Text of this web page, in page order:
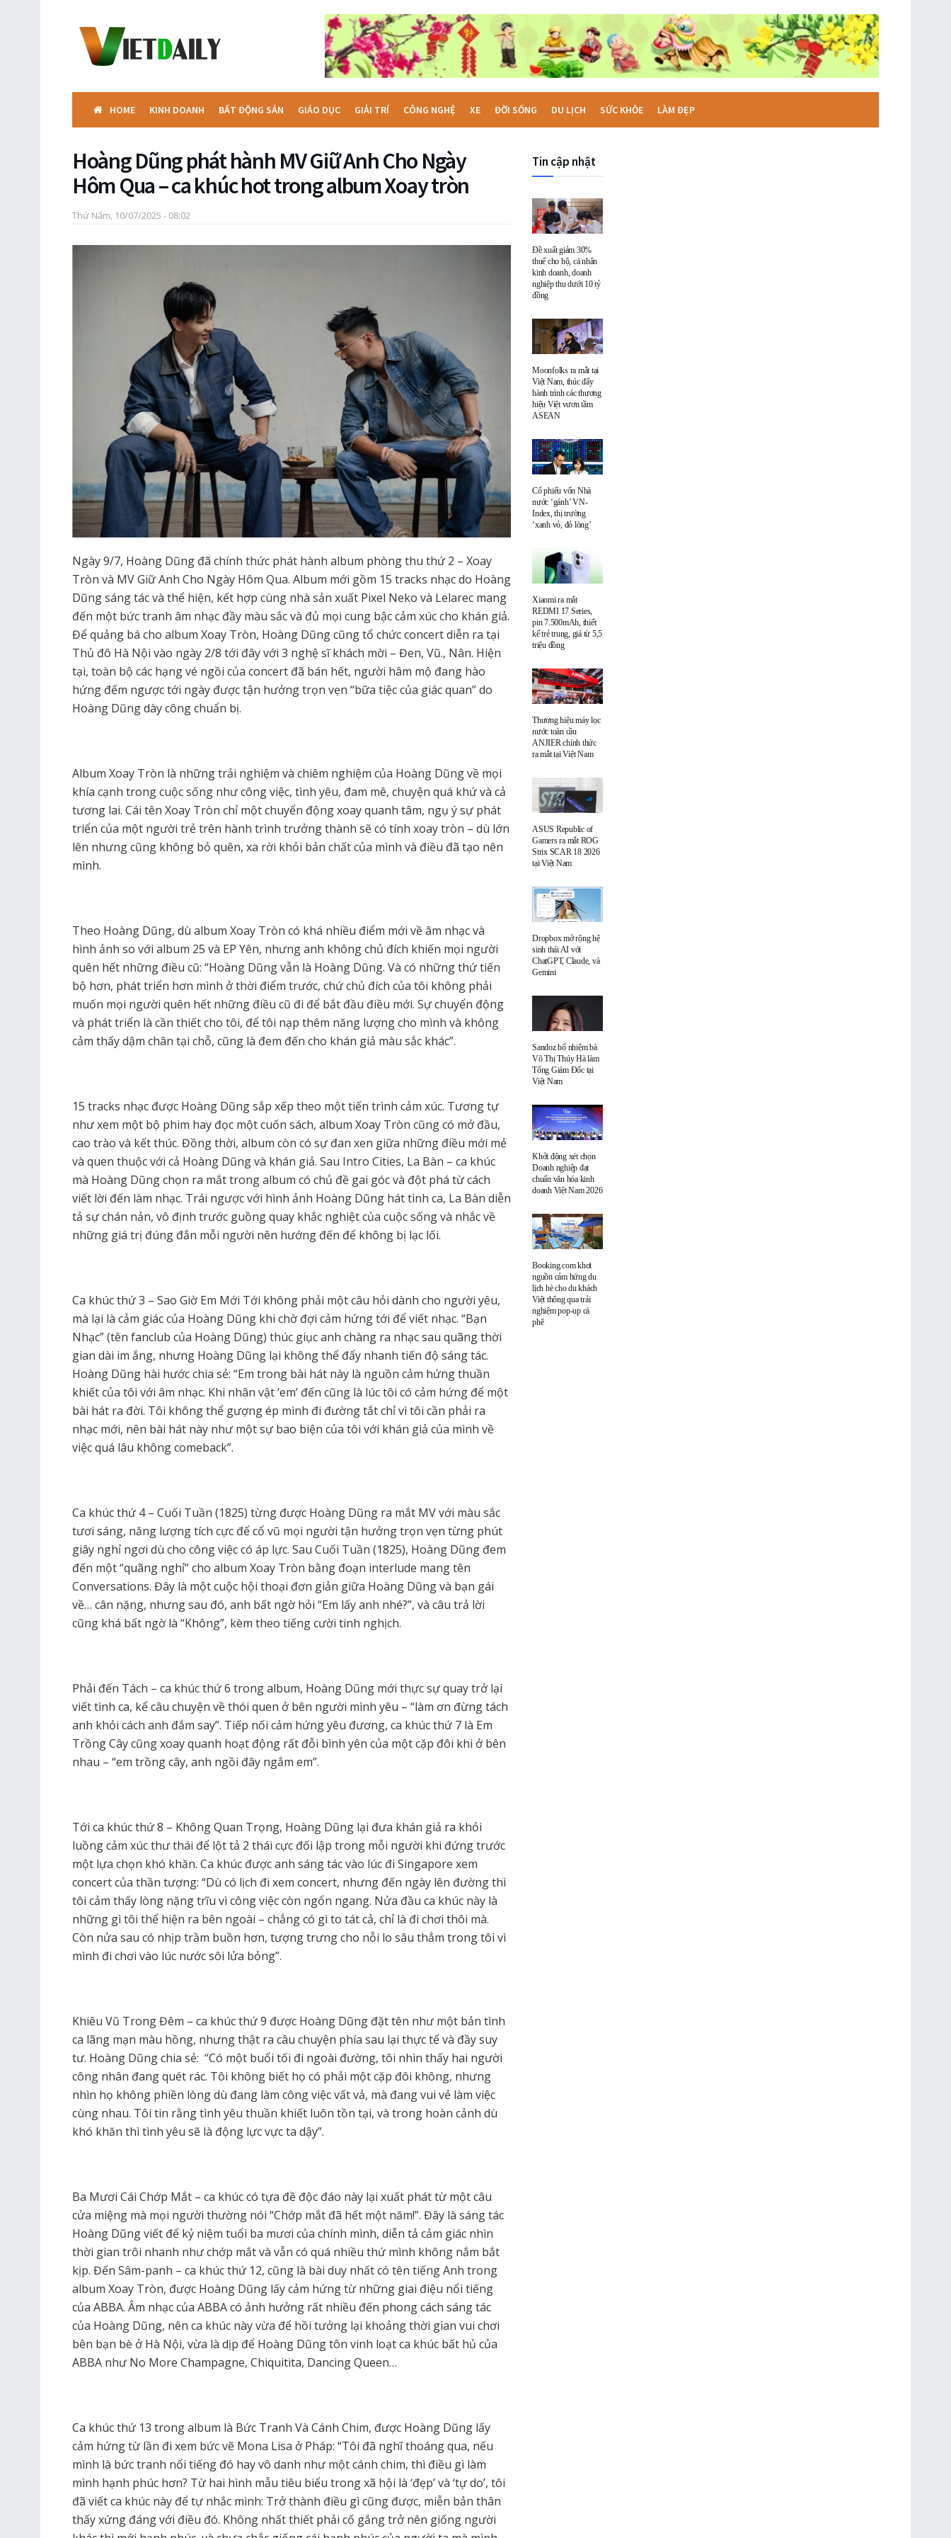
HOME KINH DOANH BẤT ĐỘNG SẢN GIÁO DỤC GIẢI TRÍ CÔNG NGHỆ XE ĐỜI SỐNG DU LỊCH SỨC KHỎE LÀM ĐẸP
Hoàng Dũng phát hành MV Giữ Anh Cho Ngày
Hôm Qua – ca khúc hot trong album Xoay tròn
Thứ Năm, 10/07/2025 - 08:02
Ngày 9/7, Hoàng Dũng đã chính thức phát hành album phòng thu thứ 2 – Xoay
Tròn và MV Giữ Anh Cho Ngày Hôm Qua. Album mới gồm 15 tracks nhạc do Hoàng
Dũng sáng tác và thể hiện, kết hợp cùng nhà sản xuất Pixel Neko và Lelarec mang
đến một bức tranh âm nhạc đầy màu sắc và đủ mọi cung bậc cảm xúc cho khán giả.
Để quảng bá cho album Xoay Tròn, Hoàng Dũng cũng tổ chức concert diễn ra tại
Thủ đô Hà Nội vào ngày 2/8 tới đây với 3 nghệ sĩ khách mời – Đen, Vũ., Nân. Hiện
tại, toàn bộ các hạng vé ngồi của concert đã bán hết, người hâm mộ đang hào
hứng đếm ngược tới ngày được tận hưởng trọn vẹn “bữa tiệc của giác quan” do
Hoàng Dũng dày công chuẩn bị.
Album Xoay Tròn là những trải nghiệm và chiêm nghiệm của Hoàng Dũng về mọi
khía cạnh trong cuộc sống như công việc, tình yêu, đam mê, chuyện quá khứ và cả
tương lai. Cái tên Xoay Tròn chỉ một chuyển động xoay quanh tâm, ngụ ý sự phát
triển của một người trẻ trên hành trình trưởng thành sẽ có tính xoay tròn – dù lớn
lên nhưng cũng không bỏ quên, xa rời khỏi bản chất của mình và điều đã tạo nên
mình.
Theo Hoàng Dũng, dù album Xoay Tròn có khá nhiều điểm mới về âm nhạc và
hình ảnh so với album 25 và EP Yên, nhưng anh không chủ đích khiến mọi người
quên hết những điều cũ: “Hoàng Dũng vẫn là Hoàng Dũng. Và có những thứ tiến
bộ hơn, phát triển hơn mình ở thời điểm trước, chứ chủ đích của tôi không phải
muốn mọi người quên hết những điều cũ đi để bắt đầu điều mới. Sự chuyển động
và phát triển là cần thiết cho tôi, để tôi nạp thêm năng lượng cho mình và không
cảm thấy dậm chân tại chỗ, cũng là đem đến cho khán giả màu sắc khác”.
15 tracks nhạc được Hoàng Dũng sắp xếp theo một tiến trình cảm xúc. Tương tự
như xem một bộ phim hay đọc một cuốn sách, album Xoay Tròn cũng có mở đầu,
cao trào và kết thúc. Đồng thời, album còn có sự đan xen giữa những điều mới mẻ
và quen thuộc với cả Hoàng Dũng và khán giả. Sau Intro Cities, La Bàn – ca khúc
mà Hoàng Dũng chọn ra mắt trong album có chủ đề gai góc và đột phá từ cách
viết lời đến làm nhạc. Trái ngược với hình ảnh Hoàng Dũng hát tình ca, La Bàn diễn
tả sự chán nản, vô định trước guồng quay khắc nghiệt của cuộc sống và nhắc về
những giá trị đúng đắn mỗi người nên hướng đến để không bị lạc lối.
Ca khúc thứ 3 – Sao Giờ Em Mới Tới không phải một câu hỏi dành cho người yêu,
mà lại là cảm giác của Hoàng Dũng khi chờ đợi cảm hứng tới để viết nhạc. “Bạn
Nhạc” (tên fanclub của Hoàng Dũng) thúc giục anh chàng ra nhạc sau quãng thời
gian dài im ắng, nhưng Hoàng Dũng lại không thể đẩy nhanh tiến độ sáng tác.
Hoàng Dũng hài hước chia sẻ: “Em trong bài hát này là nguồn cảm hứng thuần
khiết của tôi với âm nhạc. Khi nhân vật ‘em’ đến cũng là lúc tôi có cảm hứng để một
bài hát ra đời. Tôi không thể gượng ép mình đi đường tắt chỉ vì tôi cần phải ra
nhạc mới, nên bài hát này như một sự bao biện của tôi với khán giả của mình về
việc quá lâu không comeback”.
Ca khúc thứ 4 – Cuối Tuần (1825) từng được Hoàng Dũng ra mắt MV với màu sắc
tươi sáng, năng lượng tích cực để cổ vũ mọi người tận hưởng trọn vẹn từng phút
giây nghỉ ngơi dù cho công việc có áp lực. Sau Cuối Tuần (1825), Hoàng Dũng đem
đến một “quãng nghỉ” cho album Xoay Tròn bằng đoạn interlude mang tên
Conversations. Đây là một cuộc hội thoại đơn giản giữa Hoàng Dũng và bạn gái
về… cân nặng, nhưng sau đó, anh bất ngờ hỏi “Em lấy anh nhé?”, và câu trả lời
cũng khá bất ngờ là “Không”, kèm theo tiếng cười tinh nghịch.
Phải đến Tách – ca khúc thứ 6 trong album, Hoàng Dũng mới thực sự quay trở lại
viết tình ca, kể câu chuyện về thói quen ở bên người mình yêu – “làm ơn đừng tách
anh khỏi cách anh đắm say”. Tiếp nối cảm hứng yêu đương, ca khúc thứ 7 là Em
Trồng Cây cũng xoay quanh hoạt động rất đỗi bình yên của một cặp đôi khi ở bên
nhau – “em trồng cây, anh ngồi đây ngắm em”.
Tới ca khúc thứ 8 – Không Quan Trọng, Hoàng Dũng lại đưa khán giả ra khỏi
luồng cảm xúc thư thái để lột tả 2 thái cực đối lập trong mỗi người khi đứng trước
một lựa chọn khó khăn. Ca khúc được anh sáng tác vào lúc đi Singapore xem
concert của thần tượng: “Dù có lịch đi xem concert, nhưng đến ngày lên đường thì
tôi cảm thấy lòng nặng trĩu vì công việc còn ngổn ngang. Nửa đầu ca khúc này là
những gì tôi thể hiện ra bên ngoài – chẳng có gì to tát cả, chỉ là đi chơi thôi mà.
Còn nửa sau có nhịp trầm buồn hơn, tượng trưng cho nỗi lo sâu thẳm trong tôi vì
mình đi chơi vào lúc nước sôi lửa bỏng”.
Khiêu Vũ Trong Đêm – ca khúc thứ 9 được Hoàng Dũng đặt tên như một bản tình
ca lãng mạn màu hồng, nhưng thật ra câu chuyện phía sau lại thực tế và đầy suy
tư. Hoàng Dũng chia sẻ: “Có một buổi tối đi ngoài đường, tôi nhìn thấy hai người
công nhân đang quét rác. Tôi không biết họ có phải một cặp đôi không, nhưng
nhìn họ không phiền lòng dù đang làm công việc vất vả, mà đang vui vẻ làm việc
cùng nhau. Tôi tin rằng tình yêu thuần khiết luôn tồn tại, và trong hoàn cảnh dù
khó khăn thì tình yêu sẽ là động lực vực ta dậy”.
Ba Mươi Cái Chớp Mắt – ca khúc có tựa đề độc đáo này lại xuất phát từ một câu
cửa miệng mà mọi người thường nói “Chớp mắt đã hết một năm!”. Đây là sáng tác
Hoàng Dũng viết để kỷ niệm tuổi ba mươi của chính mình, diễn tả cảm giác nhìn
thời gian trôi nhanh như chớp mắt và vẫn có quá nhiều thứ mình không nắm bắt
kịp. Đến Sâm-panh – ca khúc thứ 12, cũng là bài duy nhất có tên tiếng Anh trong
album Xoay Tròn, được Hoàng Dũng lấy cảm hứng từ những giai điệu nổi tiếng
của ABBA. Âm nhạc của ABBA có ảnh hưởng rất nhiều đến phong cách sáng tác
của Hoàng Dũng, nên ca khúc này vừa để hồi tưởng lại khoảng thời gian vui chơi
bên bạn bè ở Hà Nội, vừa là dịp để Hoàng Dũng tôn vinh loạt ca khúc bất hủ của
ABBA như No More Champagne, Chiquitita, Dancing Queen…
Ca khúc thứ 13 trong album là Bức Tranh Và Cánh Chim, được Hoàng Dũng lấy
cảm hứng từ lần đi xem bức vẽ Mona Lisa ở Pháp: “Tôi đã nghĩ thoáng qua, nếu
mình là bức tranh nổi tiếng đó hay vô danh như một cánh chim, thì điều gì làm
mình hạnh phúc hơn? Từ hai hình mẫu tiêu biểu trong xã hội là ‘đẹp’ và ‘tự do’, tôi
đã viết ca khúc này để tự nhắc mình: Trở thành điều gì cũng được, miễn bản thân
thấy xứng đáng với điều đó. Không nhất thiết phải cố gắng trở nên giống người
Tin cập nhật
Đề xuất giảm 30%
thuế cho hộ, cá nhân
kinh doanh, doanh
nghiệp thu dưới 10 tỷ
đồng
Moonfolks ra mắt tại
Việt Nam, thúc đẩy
hành trình các thương
hiệu Việt vươn tầm
ASEAN
Cổ phiếu vốn Nhà
nước ‘gánh’ VN-
Index, thị trường
‘xanh vỏ, đỏ lòng’
Xiaomi ra mắt
REDMI 17 Series,
pin 7.500mAh, thiết
kế trẻ trung, giá từ 5,5
triệu đồng
Thương hiệu máy lọc
nước toàn cầu
ANJIER chính thức
ra mắt tại Việt Nam
ASUS Republic of
Gamers ra mắt ROG
Strix SCAR 18 2026
tại Việt Nam
Dropbox mở rộng hệ
sinh thái AI với
ChatGPT, Claude, và
Gemini
Sandoz bổ nhiệm bà
Võ Thị Thúy Hà làm
Tổng Giám Đốc tại
Việt Nam
Khởi động xét chọn
Doanh nghiệp đạt
chuẩn văn hóa kinh
doanh Việt Nam 2026
Booking.com khơi
nguồn cảm hứng du
lịch hè cho du khách
Việt thông qua trải
nghiệm pop-up cà
phê